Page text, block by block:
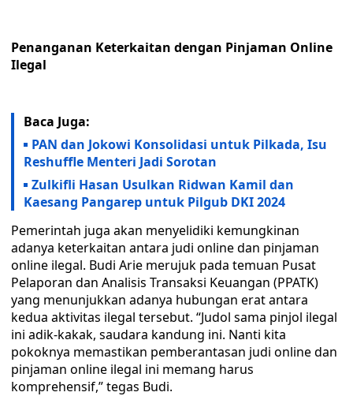
Penanganan Keterkaitan dengan Pinjaman Online
Ilegal
Baca Juga:
PAN dan Jokowi Konsolidasi untuk Pilkada, Isu
Reshuffle Menteri Jadi Sorotan
Zulkifli Hasan Usulkan Ridwan Kamil dan
Kaesang Pangarep untuk Pilgub DKI 2024
Pemerintah juga akan menyelidiki kemungkinan
adanya keterkaitan antara judi online dan pinjaman
online ilegal. Budi Arie merujuk pada temuan Pusat
Pelaporan dan Analisis Transaksi Keuangan (PPATK)
yang menunjukkan adanya hubungan erat antara
kedua aktivitas ilegal tersebut. “Judol sama pinjol ilegal
ini adik-kakak, saudara kandung ini. Nanti kita
pokoknya memastikan pemberantasan judi online dan
pinjaman online ilegal ini memang harus
komprehensif,” tegas Budi.